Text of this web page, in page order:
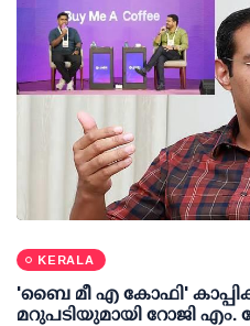
KERALA
'ബൈ മീ എ കോഫി'
മറുപടിയുമായി റോജി